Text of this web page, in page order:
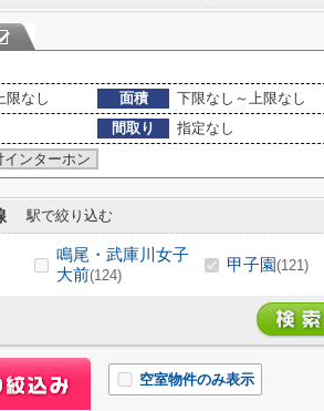
限なし 面積 下限なし～上限なし
間取り
指定なし
ンターホン
駅で絞り込む
鳴尾・武庫川女子
大前(124)
甲子園(121)
空室物件のみ表示